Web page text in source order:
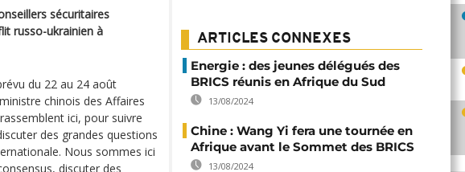
sécuritaires
russo-ukrainien à
du 22 au 24 août
chinois des Affaires
ici, pour suivre
des grandes questions
Nous sommes ici
discuter des
ARTICLES CONNEXES
Energie : des jeunes délégués des
BRICS réunis en Afrique du Sud
13/08/2024
Chine : Wang Yi fera une tournée en
Afrique avant le Sommet des BRICS
13/08/2024